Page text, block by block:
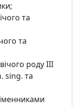
та
та
роду III
sing. та